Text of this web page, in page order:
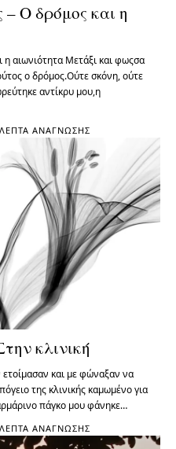
Ο δρόμος και η
αιωνιότητα Μετάξι και φωςσα
ο δρόμος.Ούτε σκόνη, ούτε
αντίκρυ μου,η
ΑΝΆΓΝΩΣΗΣ
κλινική
ετοίμασαν και με φώναξαν να
της κλινικής καμωμένο για
πάγκο μου φάνηκε…
ΑΝΆΓΝΩΣΗΣ